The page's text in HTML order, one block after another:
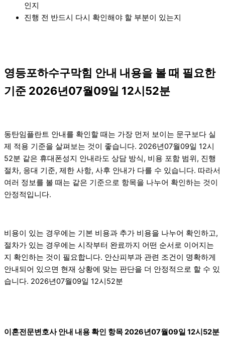
인지
진행 전 반드시 다시 확인해야 할 부분이 있는지
영등포하수구막힘 안내 내용을 볼 때 필요한
기준 2026년07월09일 12시52분
동탄임플란트 안내를 확인할 때는 가장 먼저 보이는 문구보다 실
제 적용 기준을 살펴보는 것이 좋습니다. 2026년07월09일 12시
52분 같은 휴대폰성지 안내라도 상담 방식, 비용 포함 범위, 진행
절차, 응대 기준, 제한 사항, 사후 안내가 다를 수 있습니다. 따라서
여러 정보를 볼 때는 같은 기준으로 항목을 나누어 확인하는 것이
안정적입니다.
비용이 있는 경우에는 기본 비용과 추가 비용을 나누어 확인하고,
절차가 있는 경우에는 시작부터 완료까지 어떤 순서로 이어지는
지 확인하는 것이 필요합니다. 안산피부과 관련 조건이 명확하게
안내되어 있으면 현재 상황에 맞는 판단을 더 안정적으로 할 수 있
습니다. 2026년07월09일 12시52분
이혼전문변호사 안내 내용 확인 항목 2026년07월09일 12시52분